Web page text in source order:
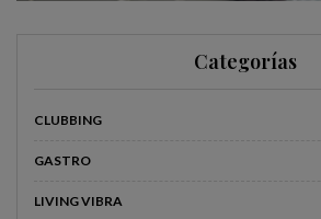
Categorías
CLUBBING
GASTRO
LIVING VIBRA